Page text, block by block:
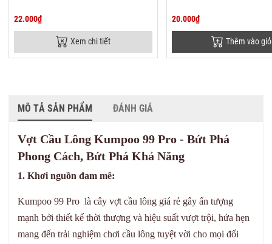
22.000₫
Xem chi tiết
20.000₫
Thêm vào giỏ
MÔ TẢ SẢN PHẨM ĐÁNH GIÁ
Vợt Cầu Lông Kumpoo 99 Pro - Bứt Phá
Phong Cách, Bứt Phá Khả Năng
1. Khơi nguồn đam mê:
Kumpoo 99 Pro là cây vợt cầu lông giá rẻ gây ấn tượng
mạnh bởi thiết kế thời thượng và hiệu suất vượt trội, hứa hẹn
mang đến trải nghiệm chơi cầu lông tuyệt vời cho mọi đối